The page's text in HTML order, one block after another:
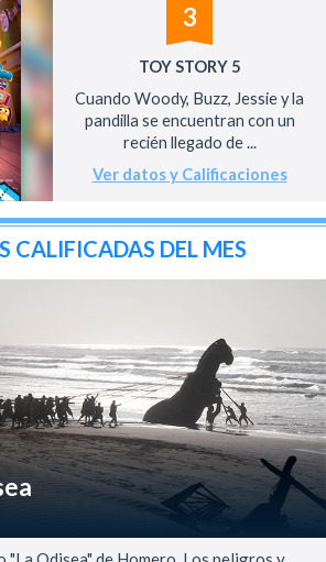
3
TOY STORY 5
Cuando Woody, Buzz, Jessie y la
pandilla se encuentran con un
recién llegado de ...
Ver datos y Calificaciones
CALIFICADAS DEL MES